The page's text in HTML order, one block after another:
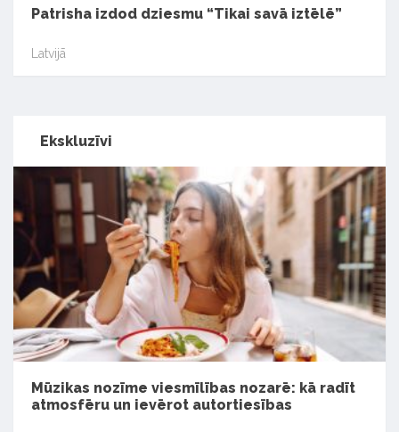
Patrisha izdod dziesmu “Tikai savā iztēlē”
Latvijā
Ekskluzīvi
Mūzikas nozīme viesmīlības nozarē: kā radīt
atmosfēru un ievērot autortiesības